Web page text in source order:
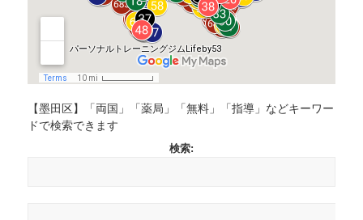
【墨田区】「両国」「薬局」「無料」「指導」などキーワー
ドで検索できます
検索: